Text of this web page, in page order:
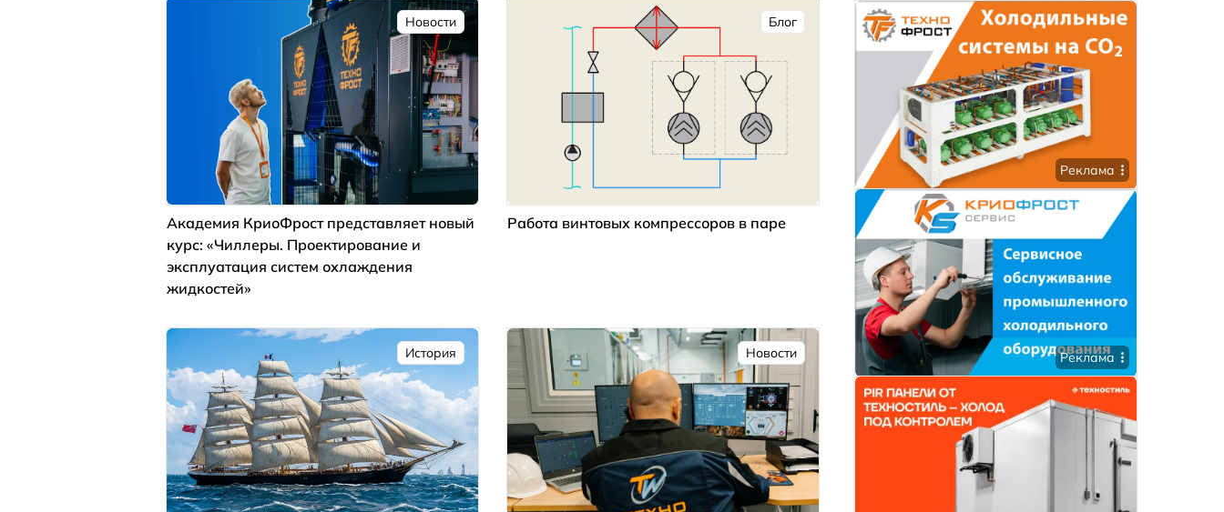
Новости
Академия КриоФрост представляет новый
курс: «Чиллеры. Проектирование и
эксплуатация систем охлаждения
жидкостей»
Блог
Работа винтовых компрессоров в паре
История Новости
Реклама
Реклама